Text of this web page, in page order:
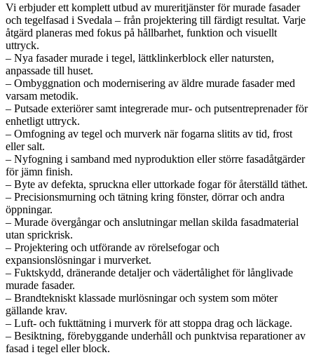
Vi erbjuder ett komplett utbud av mureritjänster för murade fasader
och tegelfasad i Svedala – från projektering till färdigt resultat. Varje
åtgärd planeras med fokus på hållbarhet, funktion och visuellt
uttryck.
– Nya fasader murade i tegel, lättklinkerblock eller natursten,
anpassade till huset.
– Ombyggnation och modernisering av äldre murade fasader med
varsam metodik.
– Putsade exteriörer samt integrerade mur- och putsentreprenader för
enhetligt uttryck.
– Omfogning av tegel och murverk när fogarna slitits av tid, frost
eller salt.
– Nyfogning i samband med nyproduktion eller större fasadåtgärder
för jämn finish.
– Byte av defekta, spruckna eller uttorkade fogar för återställd täthet.
– Precisionsmurning och tätning kring fönster, dörrar och andra
öppningar.
– Murade övergångar och anslutningar mellan skilda fasadmaterial
utan sprickrisk.
– Projektering och utförande av rörelsefogar och
expansionslösningar i murverket.
– Fuktskydd, dränerande detaljer och vädertålighet för långlivade
murade fasader.
– Brandtekniskt klassade murlösningar och system som möter
gällande krav.
– Luft- och fukttätning i murverk för att stoppa drag och läckage.
– Besiktning, förebyggande underhåll och punktvisa reparationer av
fasad i tegel eller block.